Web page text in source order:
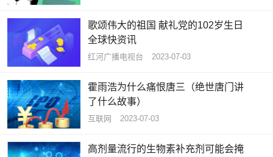
歌颂伟大的祖国 献礼党的102岁生日
全球快资讯
红河广播电视台 2023-07-03
霍雨浩为什么痛恨唐三（绝世唐门讲
了什么故事）
互联网 2023-07-03
高剂量流行的生物素补充剂可能会掩